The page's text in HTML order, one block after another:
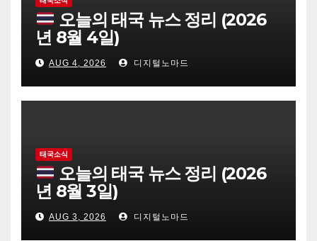
오늘의 태국 뉴스 정리 (2026
년 8월 4일)
AUG 4, 2026 디지털노마드
태국소식
오늘의 태국 뉴스 정리 (2026
년 8월 3일)
AUG 3, 2026 디지털노마드